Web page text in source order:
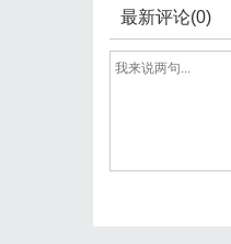
最新评论(0)